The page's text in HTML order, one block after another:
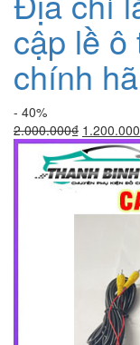
cập lề ô
chính
- 40%
2.000.000₫ Giá
gốc
là:
1.200.000